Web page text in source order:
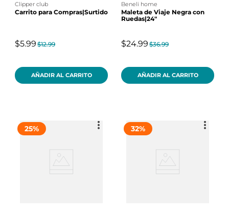
clipper club
Carrito para Compras|Surtido
$5.99 $12.99
AÑADIR AL CARRITO
beneli home
Maleta de Viaje Negra con
Ruedas|24"
$24.99 $36.99
AÑADIR AL CARRITO
25% 32%